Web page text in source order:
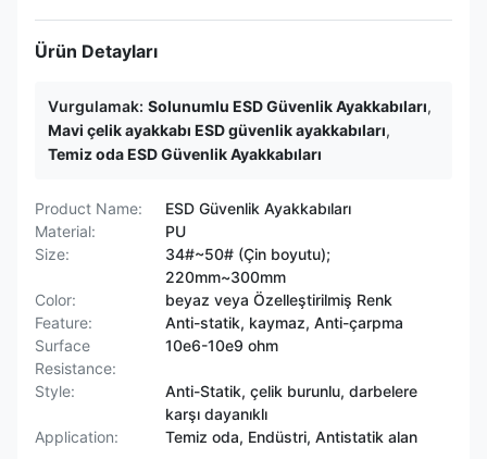
Ürün Detayları
Vurgulamak: Solunumlu ESD Güvenlik Ayakkabıları,
Mavi çelik ayakkabı ESD güvenlik ayakkabıları,
Temiz oda ESD Güvenlik Ayakkabıları
Product Name:
ESD Güvenlik Ayakkabıları
Material:
PU
Size:
34#~50# (Çin boyutu);
220mm~300mm
Color:
beyaz veya Özelleştirilmiş Renk
Feature:
Anti-statik, kaymaz, Anti-çarpma
Surface
Resistance:
10e6-10e9 ohm
Style:
Anti-Statik, çelik burunlu, darbelere
karşı dayanıklı
Application:
Temiz oda, Endüstri, Antistatik alan